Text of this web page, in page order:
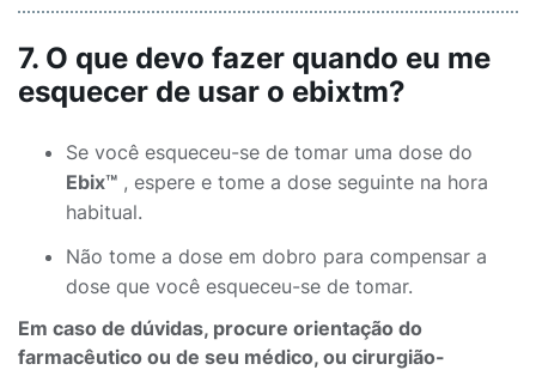
7. O que devo fazer quando eu me
esquecer de usar o ebixtm?
Se você esqueceu-se de tomar uma dose do
Ebix™ , espere e tome a dose seguinte na hora
habitual.
Não tome a dose em dobro para compensar a
dose que você esqueceu-se de tomar.
Em caso de dúvidas, procure orientação do
farmacêutico ou de seu médico, ou cirurgião-